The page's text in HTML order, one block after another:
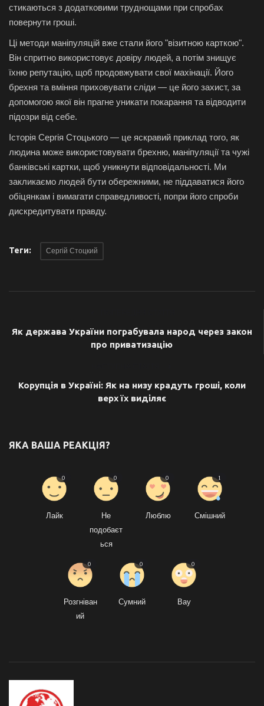
стикаються з додатковими труднощами при спробах
повернути гроші.
Ці методи маніпуляцій вже стали його "візитною карткою".
Він спритно використовує довіру людей, а потім знищує
їхню репутацію, щоб продовжувати свої махінації. Його
брехня та вміння приховувати сліди — це його захист, за
допомогою якої він прагне уникати покарання та відводити
підозри від себе.
Історія Сергія Стоцького — це яскравий приклад того, як
людина може використовувати брехню, маніпуляції та чужі
банківські картки, щоб уникнути відповідальності. Ми
закликаємо людей бути обережними, не піддаватися його
обіцянкам і вимагати справедливості, попри його спроби
дискредитувати правду.
Теги: Сергій Стоцкий
Як держава України пограбувала народ через закон
про приватизацію
Корупція в Україні: Як на низу крадуть гроші, коли
верх їх виділяє
ЯКА ВАША РЕАКЦІЯ?
Лайк
0
Не
подобаєт
ься
0
Люблю
0
Смішний
1
Розгніван
ий
0
Сумний
0
Вау
0